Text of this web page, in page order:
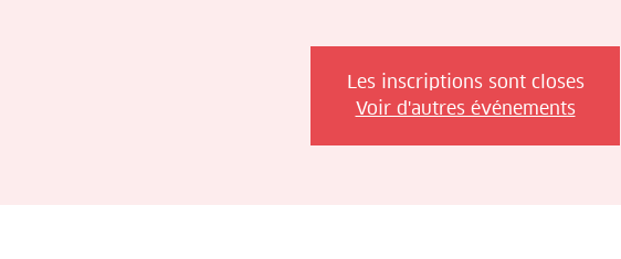
Les inscriptions sont closes
Voir d'autres événements